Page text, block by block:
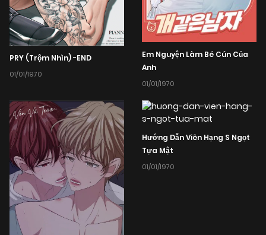
PRY (Trộm Nhìn) -END
01/01/1970
Em Nguyện Làm Bé Cún Của
Anh
01/01/1970
Hướng Dẫn Viên Hạng S Ngọt
Tựa Mật
01/01/1970